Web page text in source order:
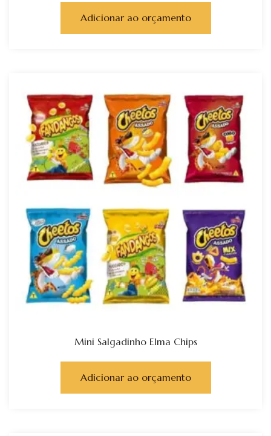
Adicionar ao orçamento
Mini Salgadinho Elma Chips
Adicionar ao orçamento